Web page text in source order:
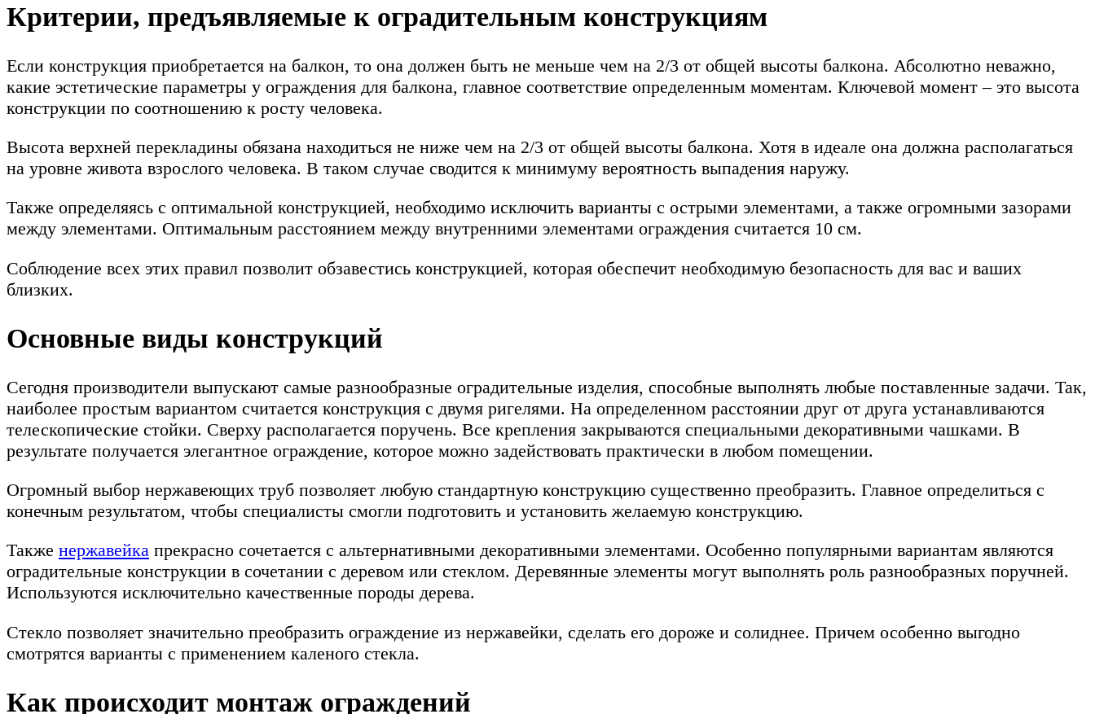
Критерии, предъявляемые к оградительным конструкциям
Если конструкция приобретается на балкон, то она должен быть не меньше чем на 2/3 от общей высоты балкона. Абсолютно неважно,
какие эстетические параметры у ограждения для балкона, главное соответствие определенным моментам. Ключевой момент – это высота
конструкции по соотношению к росту человека.
Высота верхней перекладины обязана находиться не ниже чем на 2/3 от общей высоты балкона. Хотя в идеале она должна располагаться
на уровне живота взрослого человека. В таком случае сводится к минимуму вероятность выпадения наружу.
Также определяясь с оптимальной конструкцией, необходимо исключить варианты с острыми элементами, а также огромными зазорами
между элементами. Оптимальным расстоянием между внутренними элементами ограждения считается 10 см.
Соблюдение всех этих правил позволит обзавестись конструкцией, которая обеспечит необходимую безопасность для вас и ваших
близких.
Основные виды конструкций
Сегодня производители выпускают самые разнообразные оградительные изделия, способные выполнять любые поставленные задачи. Так,
наиболее простым вариантом считается конструкция с двумя ригелями. На определенном расстоянии друг от друга устанавливаются
телескопические стойки. Сверху располагается поручень. Все крепления закрываются специальными декоративными чашками. В
результате получается элегантное ограждение, которое можно задействовать практически в любом помещении.
Огромный выбор нержавеющих труб позволяет любую стандартную конструкцию существенно преобразить. Главное определиться с
конечным результатом, чтобы специалисты смогли подготовить и установить желаемую конструкцию.
Также нержавейка прекрасно сочетается с альтернативными декоративными элементами. Особенно популярными вариантам являются
оградительные конструкции в сочетании с деревом или стеклом. Деревянные элементы могут выполнять роль разнообразных поручней.
Используются исключительно качественные породы дерева.
Стекло позволяет значительно преобразить ограждение из нержавейки, сделать его дороже и солиднее. Причем особенно выгодно
смотрятся варианты с применением каленого стекла.
Как происходит монтаж ограждений